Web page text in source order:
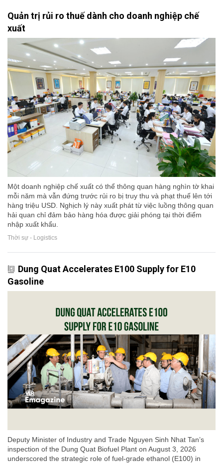
Quản trị rủi ro thuế dành cho doanh nghiệp chế
xuất
Một doanh nghiệp chế xuất có thể thông quan hàng nghìn tờ khai
mỗi năm mà vẫn đứng trước rủi ro bị truy thu và phạt thuế lên tới
hàng triệu USD. Nghịch lý này xuất phát từ việc luồng thông quan
hải quan chỉ đảm bảo hàng hóa được giải phóng tại thời điểm
nhập xuất khẩu.
Thời sự - Logistics
Dung Quat Accelerates E100 Supply for E10
Gasoline
Deputy Minister of Industry and Trade Nguyen Sinh Nhat Tan’s
inspection of the Dung Quat Biofuel Plant on August 3, 2026
underscored the strategic role of fuel-grade ethanol (E100) in